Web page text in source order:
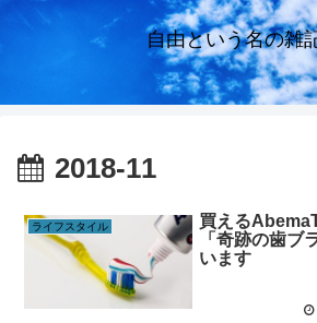
自由という名の雑
2018-11
ライフスタイル
買える
「奇跡の歯ブ
います